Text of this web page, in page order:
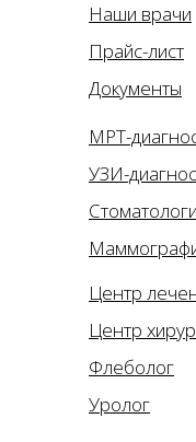
Наши врачи
Прайс-лист
Документы
МРТ-
УЗИ-
Центр
Центр
Флеболог
Уролог